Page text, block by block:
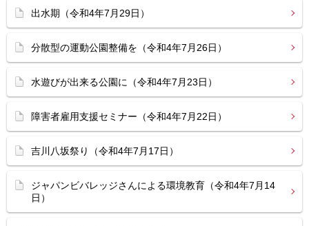
出水期（令和4年7月29日）
分散型の運動公園整備を（令和4年7月26日）
水遊びが出来る公園に（令和4年7月23日）
障害者雇用支援セミナー（令和4年7月22日）
吉川八坂祭り（令和4年7月17日）
ジャパンビバレッジさんによる環境教育（令和4年7月14
日）